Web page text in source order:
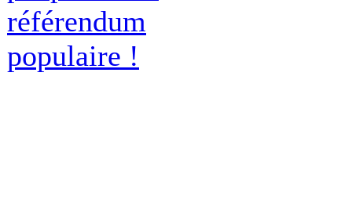
référendum
populaire !